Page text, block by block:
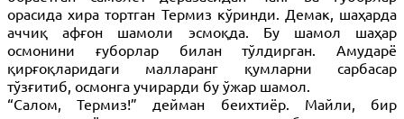
орасида хира тортган Термиз кўринди. Демак, шаҳарда
аччиқ афғон шамоли эсмоқда. Бу шамол шаҳар
осмонини ғуборлар билан тўлдирган. Амударё
қирғоқларидаги малларанг қумларни сарбасар
тўзғитиб, осмонга учирарди бу ўжар шамол.
“Салом, Термиз!” дейман беихтиёр. Майли, бир